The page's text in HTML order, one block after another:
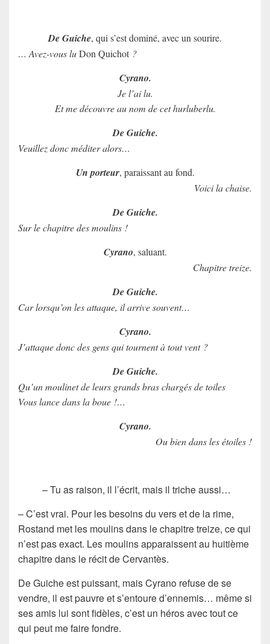
De Guiche, qui s’est dominé, avec un sourire.
… Avez-vous luDon Quichot?
Cyrano.
Je l’ai lu.
Et me découvre au nom de cet hurluberlu.
De Guiche.
Veuillez donc méditer alors…
Un porteur, paraissant au fond.
Voici la chaise.
De Guiche.
Sur le chapitre des moulins !
Cyrano, saluant.
Chapitre treize.
De Guiche.
Car lorsqu’on les attaque, il arrive souvent…
Cyrano.
J’attaque donc des gens qui tournent à tout vent ?
De Guiche.
Qu’un moulinet de leurs grands bras chargés de toiles
Vous lance dans la boue !…
Cyrano.
Ou bien dans les étoiles !
– Tu as raison, il l’écrit, mais il triche aussi…
– C’est vrai. Pour les besoins du vers et de la rime,
Rostand met les moulins dans le chapitre treize, ce qui
n’est pas exact. Les moulins apparaissent au huitième
chapitre dans le récit de Cervantès.
De Guiche est puissant, mais Cyrano refuse de se
vendre, il est pauvre et s’entoure d’ennemis… même si
ses amis lui sont fidèles, c’est un héros avec tout ce
qui peut me faire fondre.